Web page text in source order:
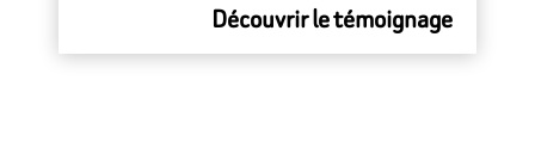
Découvrir le témoignage